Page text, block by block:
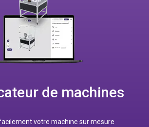
de machines
votre machine sur mesure